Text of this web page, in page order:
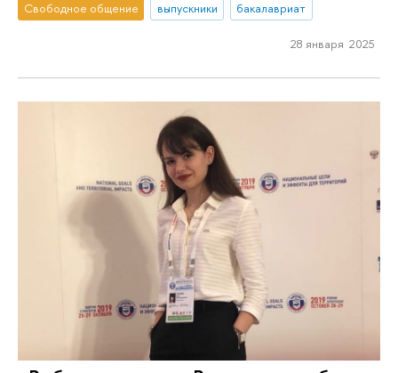
Свободное общение выпускники бакалавриат
28 января 2025